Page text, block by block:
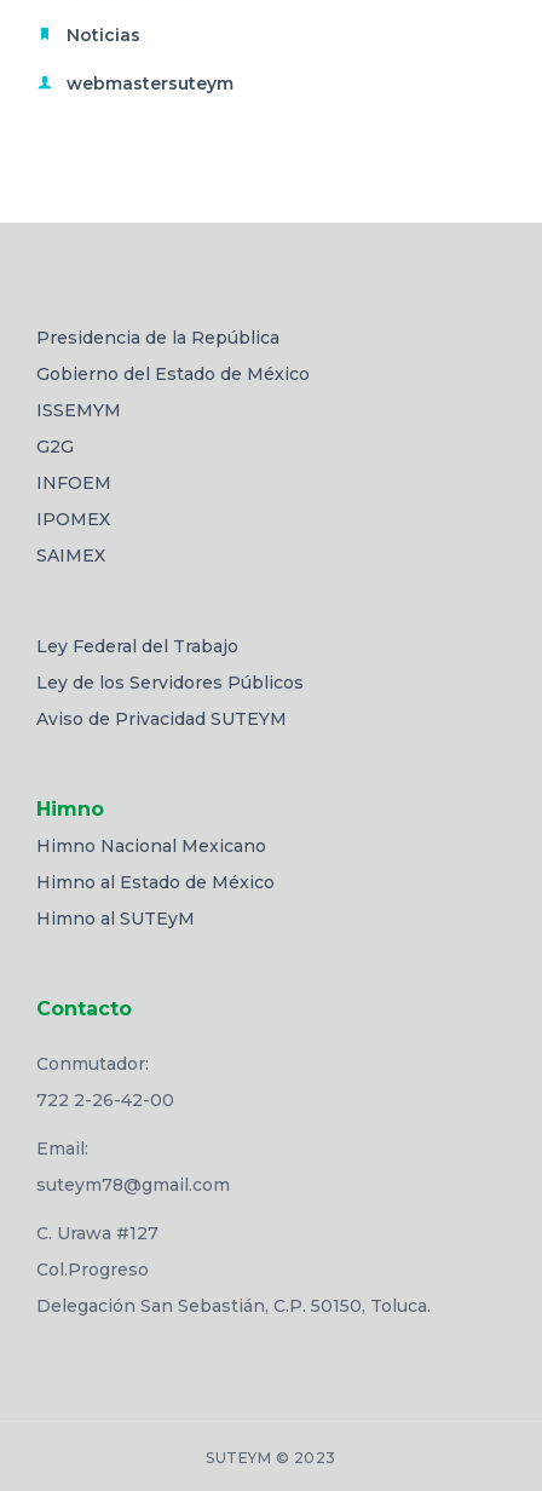
Noticias
webmastersuteym
Presidencia de la República
Gobierno del Estado de México
ISSEMYM
G2G
INFOEM
IPOMEX
SAIMEX
Ley Federal del Trabajo
Ley de los Servidores Públicos
Aviso de Privacidad SUTEYM
Himno
Himno Nacional Mexicano
Himno al Estado de México
Himno al SUTEyM
Contacto
Conmutador:
722 2-26-42-00
Email:
suteym78@gmail.com
C. Urawa #127
Col.Progreso
Delegación San Sebastián, C.P. 50150, Toluca.
SUTEYM © 2023